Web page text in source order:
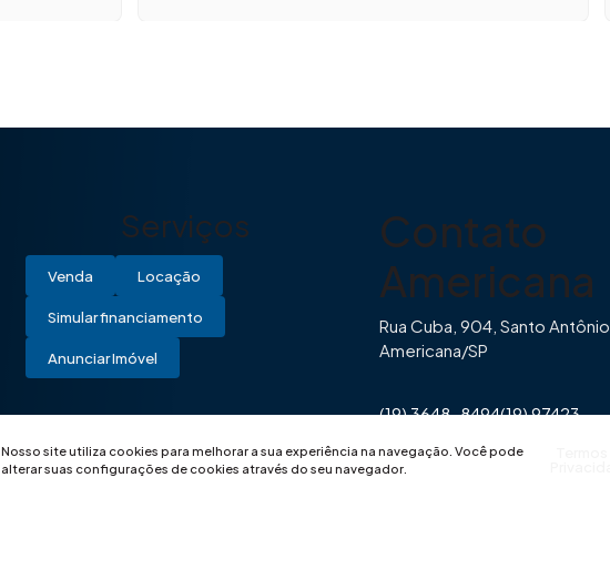
Nosso site utiliza cookies para melhorar a sua experiência na navegação. Você pode
alterar suas configurações de cookies através do seu navegador.
Serviços
Venda Locação
Simular financiamento
Anunciar Imóvel
Contato
Americana
Rua Cuba, 904, Santo Antônio.
Americana/SP
(19) 3648-8494(19) 97423-